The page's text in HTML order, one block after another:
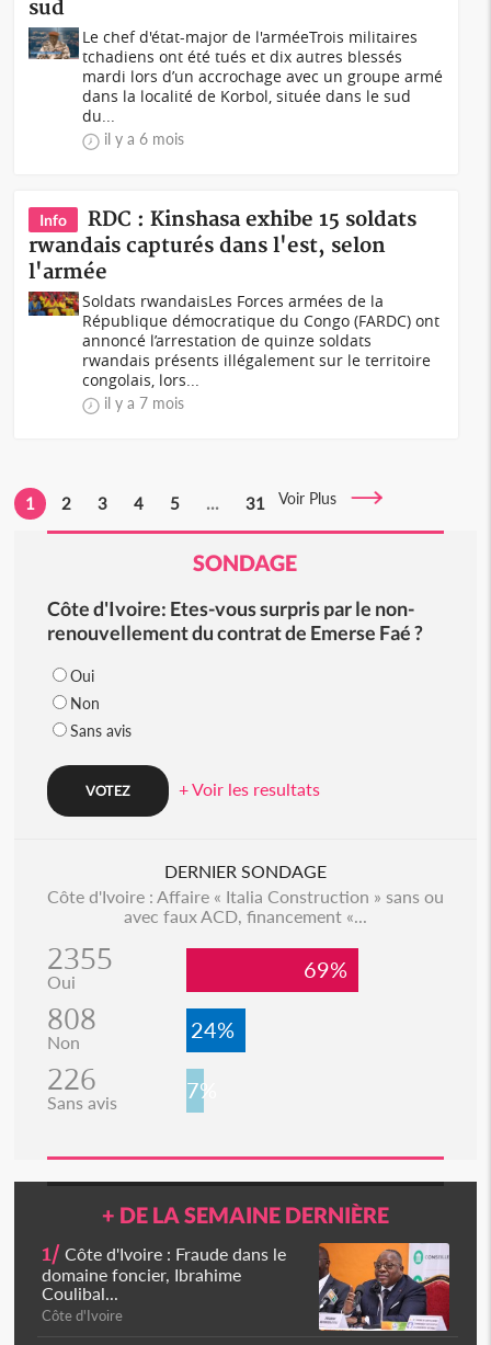
sud
Le chef d'état-major de l'arméeTrois militaires
tchadiens ont été tués et dix autres blessés
mardi lors d’un accrochage avec un groupe armé
dans la localité de Korbol, située dans le sud
du...
il y a 6 mois
Info
RDC : Kinshasa exhibe 15 soldats
rwandais capturés dans l'est, selon
l'armée
Soldats rwandaisLes Forces armées de la
République démocratique du Congo (FARDC) ont
annoncé l’arrestation de quinze soldats
rwandais présents illégalement sur le territoire
congolais, lors...
il y a 7 mois
1 2 3 4 5 ... 31 Voir Plus
SONDAGE
Côte d'Ivoire: Etes-vous surpris par le non-
renouvellement du contrat de Emerse Faé ?
Oui
Non
Sans avis
+ Voir les resultats
DERNIER SONDAGE
Côte d'Ivoire : Affaire « Italia Construction » sans ou
avec faux ACD, financement «...
2355
Oui 69%
808
Non 24%
226
Sans avis 7%
+ DE LA SEMAINE DERNIÈRE
1/ Côte d'Ivoire : Fraude dans le
domaine foncier, Ibrahime
Coulibal...
Côte d'Ivoire